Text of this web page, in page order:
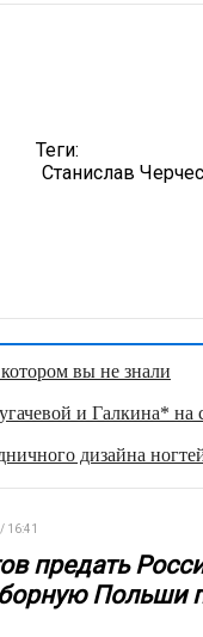
Теги:
Станислав
вы не знали
и Галкина* на
дизайна
16:41
предать
Польши